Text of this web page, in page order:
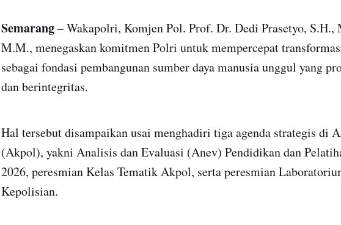
Semarang– Wakapolri, Komjen Pol. Prof. Dr. Dedi Prasetyo,
M.M., menegaskan komitmen Polri untuk mempercepat
sebagai fondasi pembangunan sumber daya manusia unggul yang
dan berintegritas.
Hal tersebut disampaikan usai menghadiri tiga agenda strategis di
(Akpol), yakni Analisis dan Evaluasi (Anev) Pendidikan dan
2026, peresmian Kelas Tematik Akpol, serta peresmian
Kepolisian.